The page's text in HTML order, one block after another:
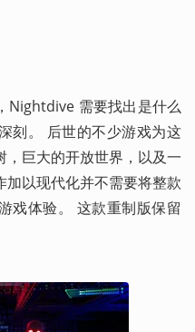
Nightdive 需要找出是什么
刻。 后世的不少游戏为这
巨大的开放世界，以及一
以现代化并不需要将整款
戏体验。 这款重制版保留